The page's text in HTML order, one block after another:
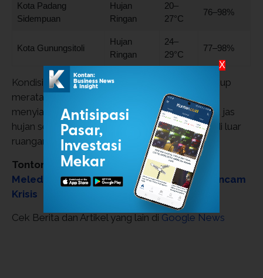
Kota Padang
Sidempuan
Hujan
Ringan
20–
27°C
76–98%
Kota Gunungsitoli
Hujan
Ringan
24–
29°C
77–98%
Kondisi ini menunjukkan potensi hujan yang cukup
merata, sehingga masyarakat diimbau untuk
menyiapkan perlengkapan seperti payung atau jas
hujan serta lebih berhati-hati saat beraktivitas di luar
ruangan.
Tonton:
Jet Tempur AS Berjatuhan! Konflik
Meledak, Harga Minyak Naik & Dunia Terancam
Krisis
Cek Berita dan Artikel yang lain di Google News
X